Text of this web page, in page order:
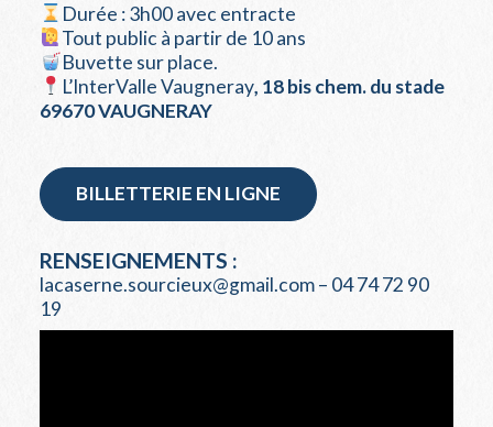
Durée : 3h00 avec entracte
Tout public à partir de 10 ans
Buvette sur place.
L’InterValle Vaugneray, 18 bis chem. du stade
69670 VAUGNERAY
BILLETTERIE EN LIGNE
RENSEIGNEMENTS :
lacaserne.sourcieux@gmail.com – 04 74 72 90
19